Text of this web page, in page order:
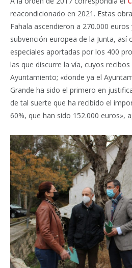
reacondicionado en 2021. Estas
Fahala ascendieron a 270.000
subvención europea de la Junta,
especiales aportadas por los 400
las que discurre la vía, cuyos
Ayuntamiento; «donde ya el
Grande ha sido el primero en
de tal suerte que ha recibido el
60%, que han sido 152.000 euros»,